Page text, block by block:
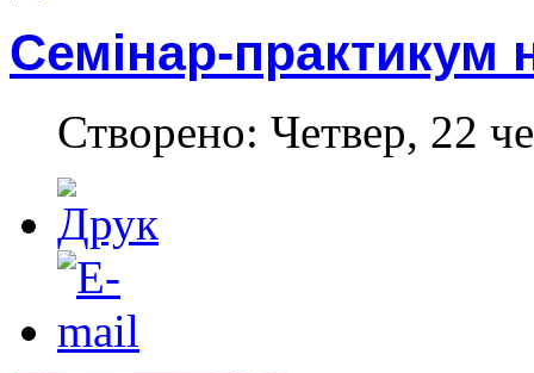
Семінар-практикум
Створено: Четвер, 22